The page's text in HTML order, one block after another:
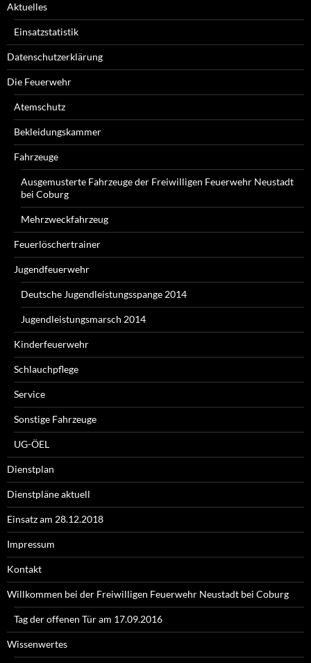
Aktuelles
Einsatzstatistik
Datenschutzerklärung
Die Feuerwehr
Atemschutz
Bekleidungskammer
Fahrzeuge
Ausgemusterte Fahrzeuge der Freiwilligen Feuerwehr Neustadt
bei Coburg
Mehrzweckfahrzeug
Feuerlöschertrainer
Jugendfeuerwehr
Deutsche Jugendleistungsspange 2014
Jugendleistungsmarsch 2014
Kinderfeuerwehr
Schlauchpflege
Service
Sonstige Fahrzeuge
UG-ÖEL
Dienstplan
Dienstpläne aktuell
Einsatz am 28.12.2018
Impressum
Kontakt
Willkommen bei der Freiwilligen Feuerwehr Neustadt bei Coburg
Tag der offenen Tür am 17.09.2016
Wissenwertes